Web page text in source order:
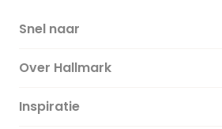
Snel naar
Over Hallmark
Over ons
Inspiratie